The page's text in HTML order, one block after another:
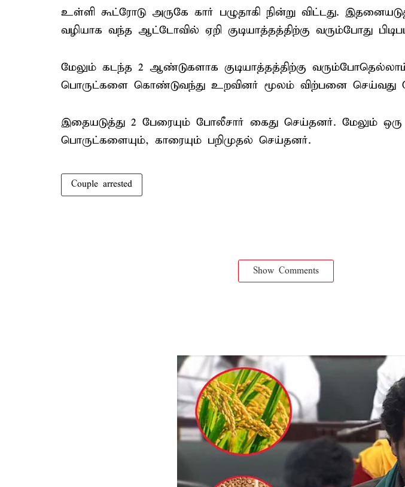
உள்ளி கூட்ரோடு அருகே கார் பழுதாகி நின்று விட்டது.
வழியாக வந்த ஆட்டோவில் ஏறி குடியாத்தத்திற்கு வரும்போது
மேலும் கடந்த 2 ஆண்டுகளாக குடியாத்தத்திற்கு
பொருட்களை கொண்டுவந்து உறவினர் மூலம் விற்பனை செய்வது
இதையடுத்து 2 பேரையும் போலீசார் கைது செய்தனர். மேலும்
பொருட்களையும், காரையும் பறிமுதல் செய்தனர்.
Couple arrested
Show Comments